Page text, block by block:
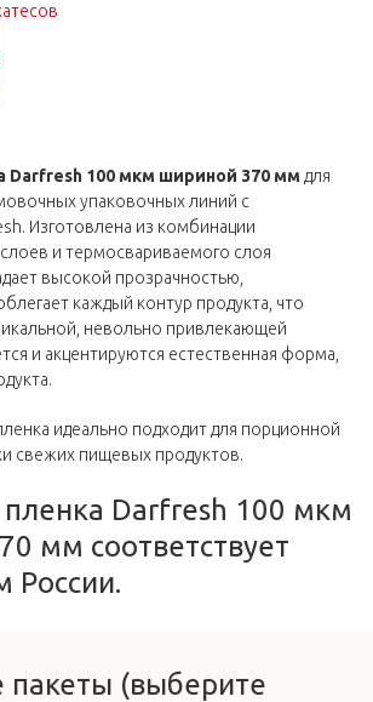
Darfresh 100 мкм шириной 370 мм для
упаковочных линий с
Изготовлена из комбинации
и термосвариваемого слоя
высокой прозрачностью,
каждый контур продукта, что
невольно привлекающей
и акцентируются естественная форма,
идеально подходит для порционной
свежих пищевых продуктов.
пленка Darfresh 100 мкм
мм соответствует
России.
пакеты (выберите